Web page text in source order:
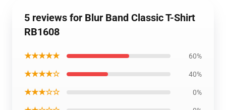
5 reviews for Blur Band Classic T-Shirt
RB1608
★★★★★ 60%
★★★★☆ 40%
★★★☆☆ 0%